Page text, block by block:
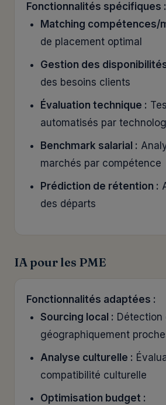
Fonctionnalités spécifiques :
Matching compétences/
de placement optimal
Gestion des
des besoins clients
Évaluation technique :
automatisés par
Benchmark salarial :
marchés par compétence
Prédiction de rétention :
des départs
IA pour les PME
Fonctionnalités adaptées :
Sourcing local : Détection
géographiquement
Analyse culturelle :
compatibilité culturelle
Optimisation budget :